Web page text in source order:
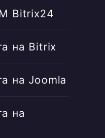
Bitrix24
на Bitrix
на Joomla
на